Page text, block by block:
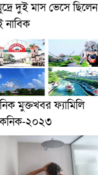
দুই মাস ভেসে ছিলেন
নাবিক
মুক্তখবর ফ্যামিলি
২০২৩